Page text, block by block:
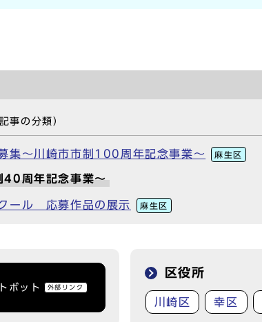
事の分類）
～川崎市市制100周年記念事業～ 麻生区
40周年記念事業～
ール 応募作品の展示 麻生区
ボット 外部リンク
区役所
川崎区 幸区